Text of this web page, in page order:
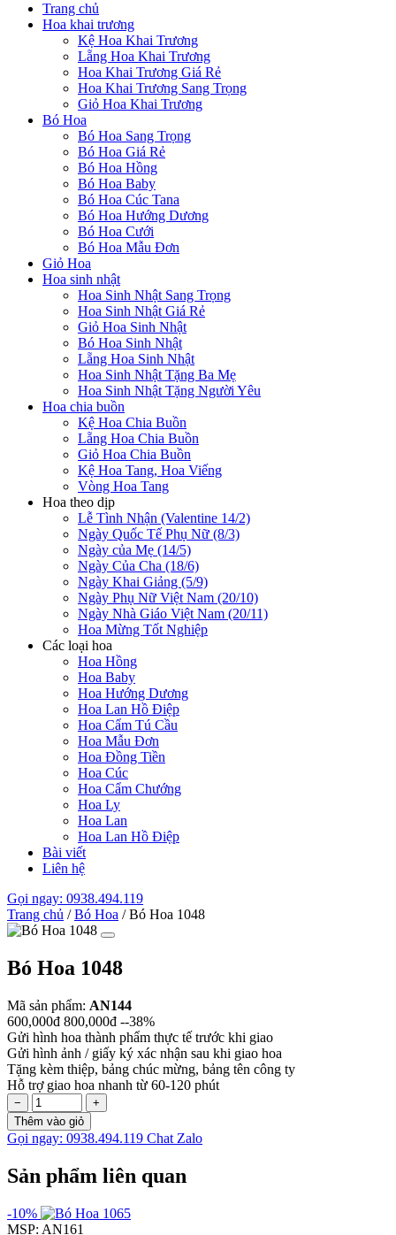
Trang chủ
Hoa khai trương
Kệ Hoa Khai Trương
Lẵng Hoa Khai Trương
Hoa Khai Trương Giá Rẻ
Hoa Khai Trương Sang Trọng
Giỏ Hoa Khai Trương
Bó Hoa
Bó Hoa Sang Trọng
Bó Hoa Giá Rẻ
Bó Hoa Hồng
Bó Hoa Baby
Bó Hoa Cúc Tana
Bó Hoa Hướng Dương
Bó Hoa Cưới
Bó Hoa Mẫu Đơn
Giỏ Hoa
Hoa sinh nhật
Hoa Sinh Nhật Sang Trọng
Hoa Sinh Nhật Giá Rẻ
Giỏ Hoa Sinh Nhật
Bó Hoa Sinh Nhật
Lẵng Hoa Sinh Nhật
Hoa Sinh Nhật Tặng Ba Mẹ
Hoa Sinh Nhật Tặng Người Yêu
Hoa chia buồn
Kệ Hoa Chia Buồn
Lẵng Hoa Chia Buồn
Giỏ Hoa Chia Buồn
Kệ Hoa Tang, Hoa Viếng
Vòng Hoa Tang
Hoa theo dịp
Lễ Tình Nhận (Valentine 14/2)
Ngày Quốc Tế Phụ Nữ (8/3)
Ngày của Mẹ (14/5)
Ngày Của Cha (18/6)
Ngày Khai Giảng (5/9)
Ngày Phụ Nữ Việt Nam (20/10)
Ngày Nhà Giáo Việt Nam (20/11)
Hoa Mừng Tốt Nghiệp
Các loại hoa
Hoa Hồng
Hoa Baby
Hoa Hướng Dương
Hoa Lan Hồ Điệp
Hoa Cẩm Tú Cầu
Hoa Mẫu Đơn
Hoa Đồng Tiền
Hoa Cúc
Hoa Cẩm Chướng
Hoa Ly
Hoa Lan
Hoa Lan Hồ Điệp
Bài viết
Liên hệ
Gọi ngay: 0938.494.119
Trang chủ / Bó Hoa / Bó Hoa 1048
Bó Hoa 1048
Mã sản phẩm: AN144
600,000đ 800,000đ --38%
Gửi hình hoa thành phẩm thực tế trước khi giao
Gửi hình ảnh / giấy ký xác nhận sau khi giao hoa
Tặng kèm thiệp, bảng chúc mừng, bảng tên công ty
Hỗ trợ giao hoa nhanh từ 60-120 phút
−
+
Thêm vào giỏ
Gọi ngay: 0938.494.119 Chat Zalo
Sản phẩm liên quan
-10%
MSP: AN161